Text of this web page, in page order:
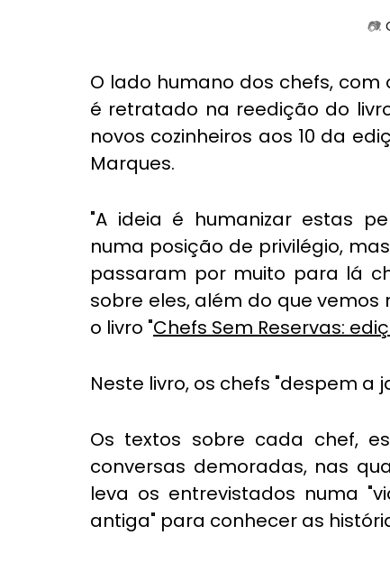
📷:
O lado humano dos chefs, com
é retratado na reedição do
novos cozinheiros aos 10 da
Marques.
"A ideia é humanizar estas
numa posição de privilégio,
passaram por muito para lá
sobre eles, além do que vemos
o livro "Chefs Sem Reservas:
Neste livro, os chefs "despem a
Os textos sobre cada chef,
conversas demoradas, nas
leva os entrevistados numa
antiga" para conhecer as